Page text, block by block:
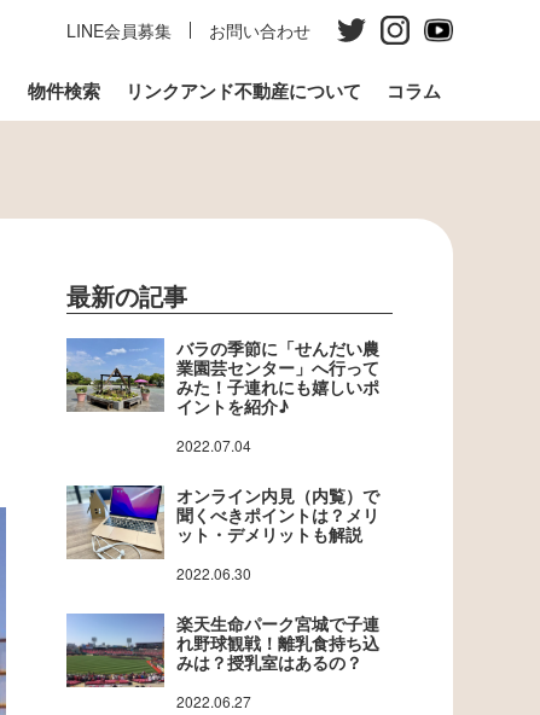
物件検索 リンクアンド不動産について コラム
LINE会員募集 お問い合わせ
最新の記事
バラの季節に「せんだい農
業園芸センター」へ行って
みた！子連れにも嬉しいポ
イントを紹介♪
2022.07.04
オンライン内見（内覧）で
聞くべきポイントは？メリ
ット・デメリットも解説
2022.06.30
楽天生命パーク宮城で子連
れ野球観戦！離乳食持ち込
みは？授乳室はあるの？
2022.06.27